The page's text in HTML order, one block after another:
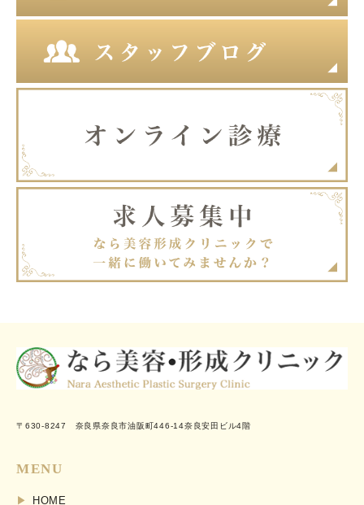
〒630-8247 奈良県奈良市油阪町446-14奈良安田ビル4階
MENU
HOME